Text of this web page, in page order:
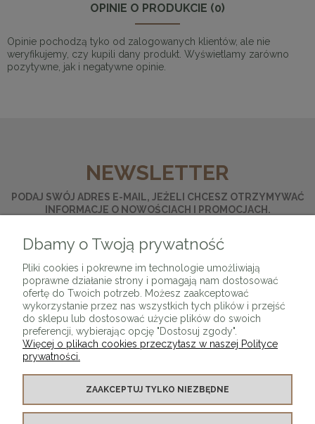
OPINIE O PRODUKCIE (0)
Opinie pochodzą tyko od zalogowanych klientów, ale nie
weryfikujemy, czy kupili dany produkt. Wyświetlamy zarówno
pozytywne, jak i negatywne opinie.
NEWSLETTER
PODAJ SWÓJ ADRES E-MAIL, JEŻELI CHCESZ OTRZYMYWAĆ
INFORMACJE O NOWOŚCIACH I PROMOCJACH.
KONTAKT Z NAMI
Dbamy o Twoją prywatność
Pliki cookies i pokrewne im technologie umożliwiają
poprawne działanie strony i pomagają nam dostosować
ofertę do Twoich potrzeb. Możesz zaakceptować
wykorzystanie przez nas wszystkich tych plików i przejść
do sklepu lub dostosować użycie plików do swoich
preferencji, wybierając opcję "Dostosuj zgody".
Więcej o plikach cookies przeczytasz w naszej Polityce
prywatności.
ZAAKCEPTUJ TYLKO NIEZBĘDNE